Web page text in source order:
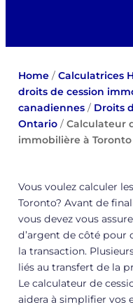
Home/ Calculatrices
droits de cession
canadiennes/ Droits
Ontario/ Calculateur
immobilière à Toronto
Vous voulez calculer
Toronto? Avant de
vous devez vous
d’argent de côté pour
la transaction.
liés au transfert de la
Le calculateur de
aidera à simplifier vos